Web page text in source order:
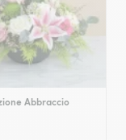
Abbraccio